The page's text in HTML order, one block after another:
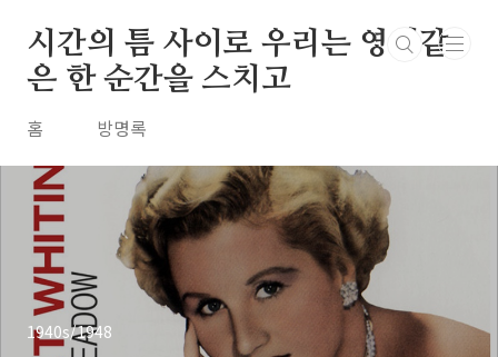
시간의 틈 사이로 우리는 영원같
은 한 순간을 스치고
홈 방명록
1940s/1948